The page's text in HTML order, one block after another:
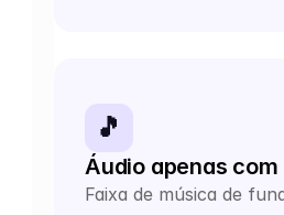
🎵
Áudio apenas com
Faixa de música de